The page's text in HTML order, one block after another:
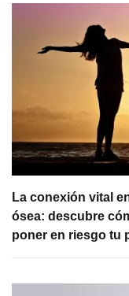
La conexión vital
ósea: descubre
poner en riesgo tu